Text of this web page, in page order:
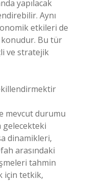
yapılacak
Aynı
etkileri de
Bu tür
ve stratejik
mevcut durumu
gelecekteki
dinamikleri,
arasındaki
tahmin
için tetkik,